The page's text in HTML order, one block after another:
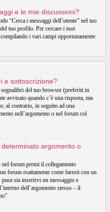
e le mie discussioni?
“Cerca i messaggi dell’utente” nel tuo
tuo profilo. Per cercare i tuoi
i vari campi opportunamente.
e sottoscrizione?
del tuo browser (preferiti in
avvisato quando c’è una risposta, ma
al contrario, in seguito ad una
nell’argomento o nel forum col
argomento o
forum premi il collegamento
forum esattamente come faresti con un
sia inserirvi un messaggio e
dell’argomento stesso – il